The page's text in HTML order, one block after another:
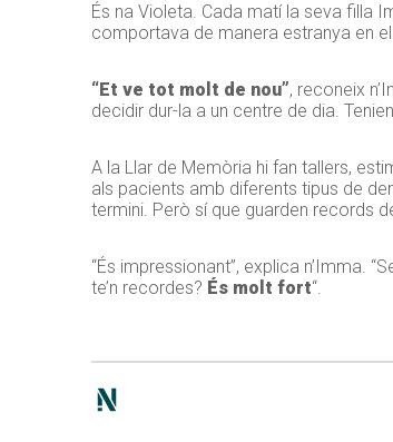
És na Violeta. Cada matí la seva filla
comportava de manera estranya en
“Et ve tot molt de nou”, reconeix
decidir dur-la a un centre de dia.
A la Llar de Memòria hi fan tallers,
als pacients amb diferents tipus de
termini. Però sí que guarden records
“És impressionant”, explica n’Imma.
te’n recordes? És molt fort“.